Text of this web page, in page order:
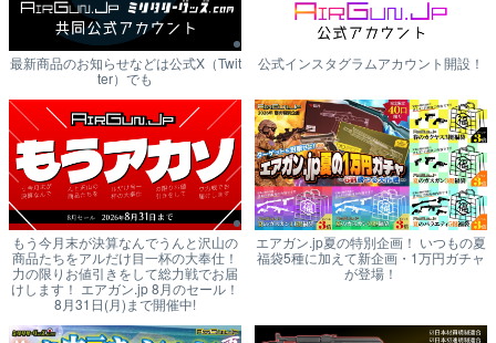
最新商品のお知らせなどは公式X（Twit
ter）でも
公式インスタグラムアカウント開設！
もう今月末が決算なんでうんと沢山の
商品たちをアルだけ目一杯の大奉仕！
力の限りお値引きをして総力戦でお届
けします！ エアガン.jp 8月のセール！
8月31日(月)まで開催中!
エアガン.jp夏の特別企画！ いつもの夏
福袋5種に加えて新企画・1万円ガチャ
が登場！